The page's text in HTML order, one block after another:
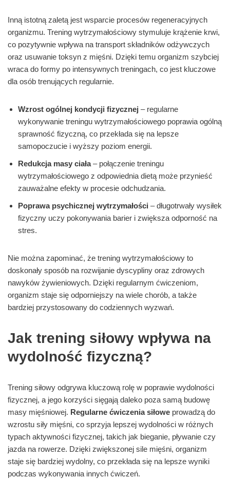
Inną istotną zaletą jest wsparcie procesów regeneracyjnych
organizmu. Trening wytrzymałościowy stymuluje krążenie krwi,
co pozytywnie wpływa na transport składników odżywczych
oraz usuwanie toksyn z mięśni. Dzięki temu organizm szybciej
wraca do formy po intensywnych treningach, co jest kluczowe
dla osób trenujących regularnie.
Wzrost ogólnej kondycji fizycznej – regularne
wykonywanie treningu wytrzymałościowego poprawia ogólną
sprawność fizyczną, co przekłada się na lepsze
samopoczucie i wyższy poziom energii.
Redukcja masy ciała– połączenie treningu
wytrzymałościowego z odpowiednia dietą może przynieść
zauważalne efekty w procesie odchudzania.
Poprawa psychicznej wytrzymałości – długotrwały wysiłek
fizyczny uczy pokonywania barier i zwiększa odporność na
stres.
Nie można zapominać, że trening wytrzymałościowy to
doskonały sposób na rozwijanie dyscypliny oraz zdrowych
nawyków żywieniowych. Dzięki regularnym ćwiczeniom,
organizm staje się odporniejszy na wiele chorób, a także
bardziej przystosowany do codziennych wyzwań.
Jak trening siłowy wpływa na
wydolność fizyczną?
Trening siłowy odgrywa kluczową rolę w poprawie wydolności
fizycznej, a jego korzyści sięgają daleko poza samą budowę
masy mięśniowej. Regularne ćwiczenia siłowe prowadzą do
wzrostu siły mięśni, co sprzyja lepszej wydolności w różnych
typach aktywności fizycznej, takich jak bieganie, pływanie czy
jazda na rowerze. Dzięki zwiększonej sile mięśni, organizm
staje się bardziej wydolny, co przekłada się na lepsze wyniki
podczas wykonywania innych ćwiczeń.